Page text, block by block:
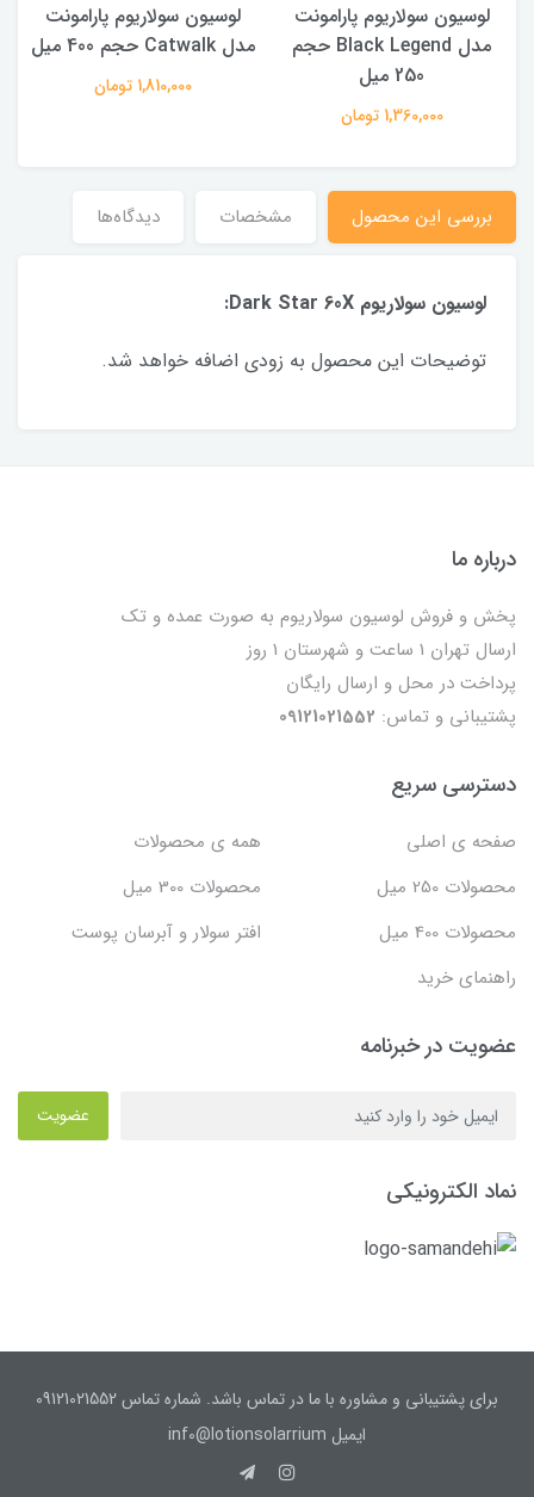
لوسیون سولاریوم پارامونت
مدل Black Legend حجم
250 میل
1,360,000 تومان
لوسیون سولاریوم پارامونت
مدل Catwalk حجم 400 میل
1,810,000 تومان
بررسی این محصول مشخصات دیدگاه‌ها
لوسیون سولاریوم Dark Star 60X
:
توضیحات این محصول به زودی اضافه خواهد شد.
درباره ما
پخش و فروش لوسیون سولاریوم به صورت عمده و تک
ارسال تهران 1 ساعت و شهرستان 1 روز
پرداخت در محل و ارسال رایگان
پشتیبانی و تماس: 09121021552
دسترسی سریع
صفحه ی اصلی
همه ی محصولات
محصولات 250 میل
محصولات 300 میل
محصولات 400 میل
افتر سولار و آبرسان پوست
راهنمای خرید
عضویت در خبرنامه
عضویت
نماد الکترونیکی
برای پشتیبانی و مشاوره با ما در تماس باشد. شماره تماس 09121021552
ایمیل inf0@lotionsolarrium